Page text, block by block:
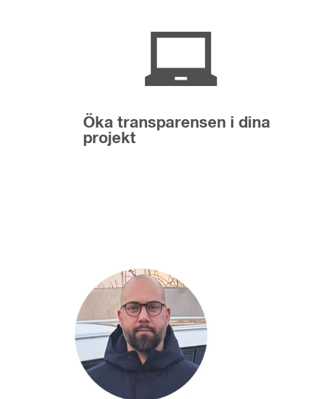
Öka transparensen i dina
projekt